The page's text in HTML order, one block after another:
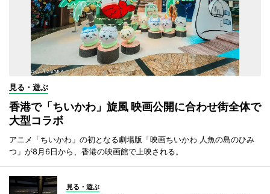
見る・遊ぶ
香港で「ちいかわ」旋風 映画公開に合わせ街全体で
大型コラボ
アニメ「ちいかわ」の初となる劇場版「映画ちいかわ 人魚の島のひみ
つ」が8月6日から、香港の映画館で上映される。
見る・遊ぶ